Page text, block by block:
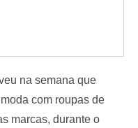
na semana que
com roupas de
marcas, durante o